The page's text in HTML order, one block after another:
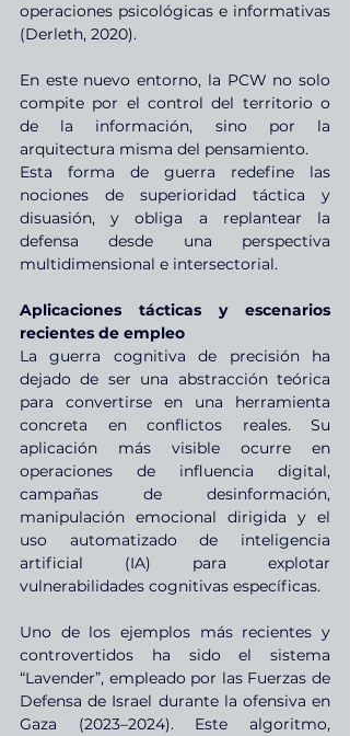
operaciones psicológicas e informativas
(Derleth, 2020).
En este nuevo entorno, la PCW no solo
compite por el control del territorio o
de la información, sino por la
arquitectura misma del pensamiento.
Esta forma de guerra redefine las
nociones de superioridad táctica y
disuasión, y obliga a replantear la
defensa desde una perspectiva
multidimensional e intersectorial.
Aplicaciones tácticas y escenarios
recientes de empleo
La guerra cognitiva de precisión ha
dejado de ser una abstracción teórica
para convertirse en una herramienta
concreta en conflictos reales. Su
aplicación más visible ocurre en
operaciones de influencia digital,
campañas de desinformación,
manipulación emocional dirigida y el
uso automatizado de inteligencia
artificial (IA) para explotar
vulnerabilidades cognitivas específicas.
Uno de los ejemplos más recientes y
controvertidos ha sido el sistema
“Lavender”, empleado por las Fuerzas de
Defensa de Israel durante la ofensiva en
Gaza (2023–2024). Este algoritmo,